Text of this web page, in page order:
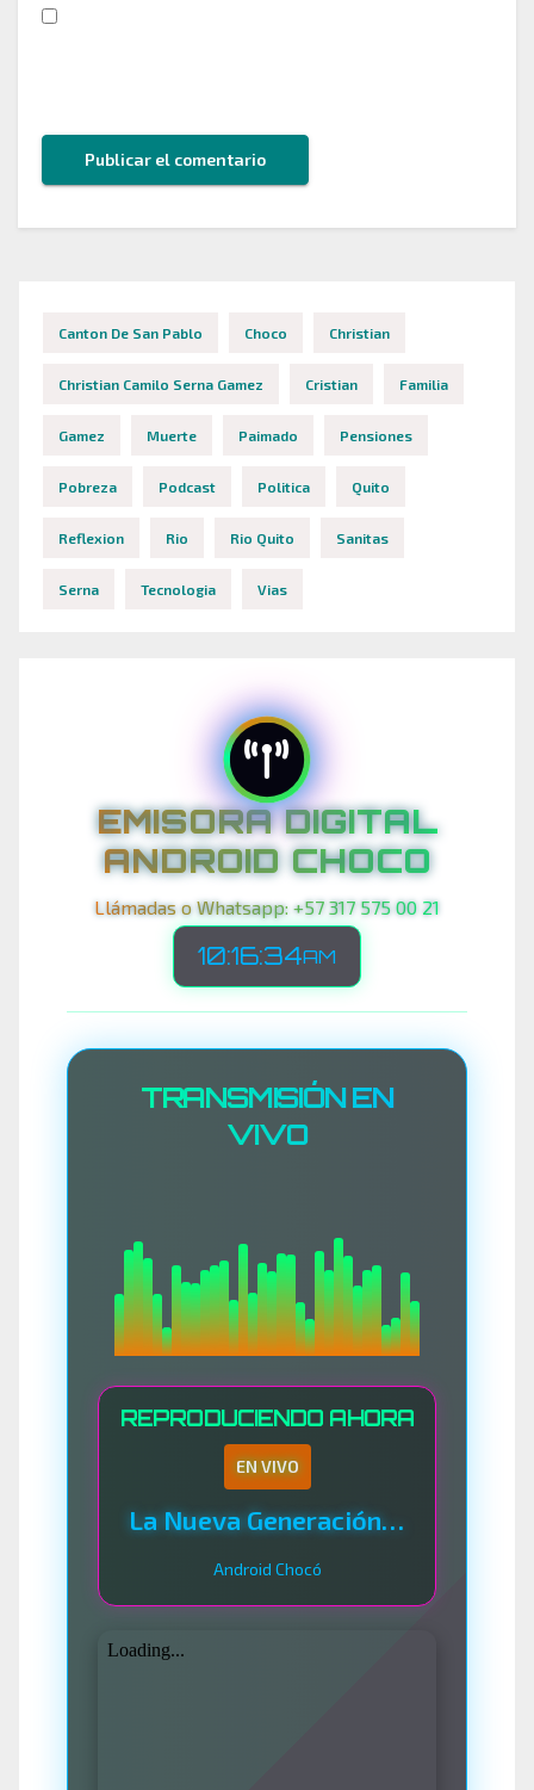
Canton De San Pablo Choco Christian
Christian Camilo Serna Gamez Cristian Familia
Gamez Muerte Paimado Pensiones
Pobreza Podcast Politica Quito
Reflexion Rio Rio Quito Sanitas
Serna Tecnologia Vias
EMISORA DIGITAL
ANDROID CHOCO
Llámadas o Whatsapp: +57 317 575 00 21
10:16:37AM
TRANSMISIÓN EN
VIVO
REPRODUCIENDO AHORA
EN VIVO
La Nueva Generación Del Sistema
Android Chocó